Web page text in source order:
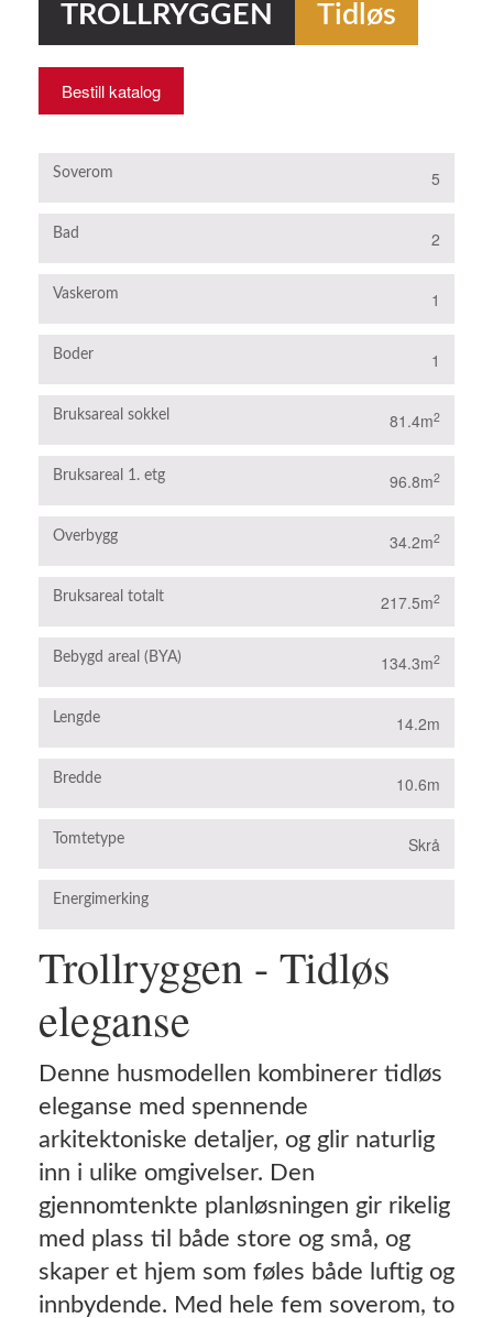
TROLLRYGGEN Tidløs
Bestill katalog
Soverom 5
Bad 2
Vaskerom 1
Boder 1
Bruksareal sokkel 81.4m2
Bruksareal 1. etg 96.8m2
Overbygg 34.2m2
Bruksareal totalt 217.5m2
Bebygd areal (BYA) 134.3m2
Lengde 14.2m
Bredde 10.6m
Tomtetype Skrå
Energimerking
Trollryggen - Tidløs
eleganse
Denne husmodellen kombinerer tidløs
eleganse med spennende
arkitektoniske detaljer, og glir naturlig
inn i ulike omgivelser. Den
gjennomtenkte planløsningen gir rikelig
med plass til både store og små, og
skaper et hjem som føles både luftig og
innbydende. Med hele fem soverom, to